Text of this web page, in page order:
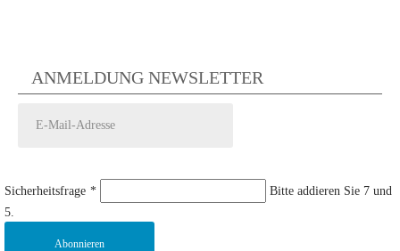
ANMELDUNG NEWSLETTER
Sicherheitsfrage *
Bitte addieren Sie 7 und
5.
Abonnieren